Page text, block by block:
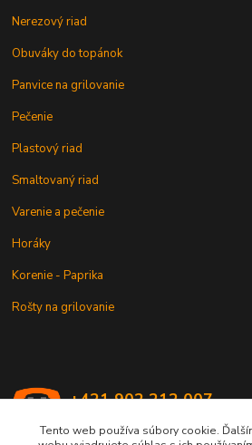
Nerezový riad
Obuváky do topánok
Panvice na grilovanie
Pečenie
Plastový riad
Smaltovaný riad
Varenie a pečenie
Horáky
Korenie - Paprika
Rošty na grilovanie
+421 902 212 007
Tento web používa súbory cookie.